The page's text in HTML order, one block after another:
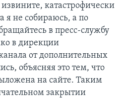
катастрофически
я не собираюсь, а по
в пресс-службу
в дирекции
от дополнительных
объясняя это тем, что
на сайте. Таким
закрытии